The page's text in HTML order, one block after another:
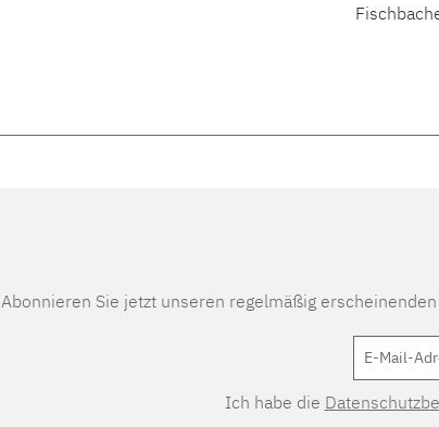
Abonnieren Sie jetzt unseren regelmäßig
Ich habe die